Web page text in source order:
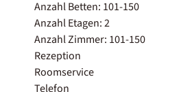
Anzahl Betten: 101-150
Anzahl Etagen: 2
Anzahl Zimmer: 101-150
Rezeption
Roomservice
Telefon